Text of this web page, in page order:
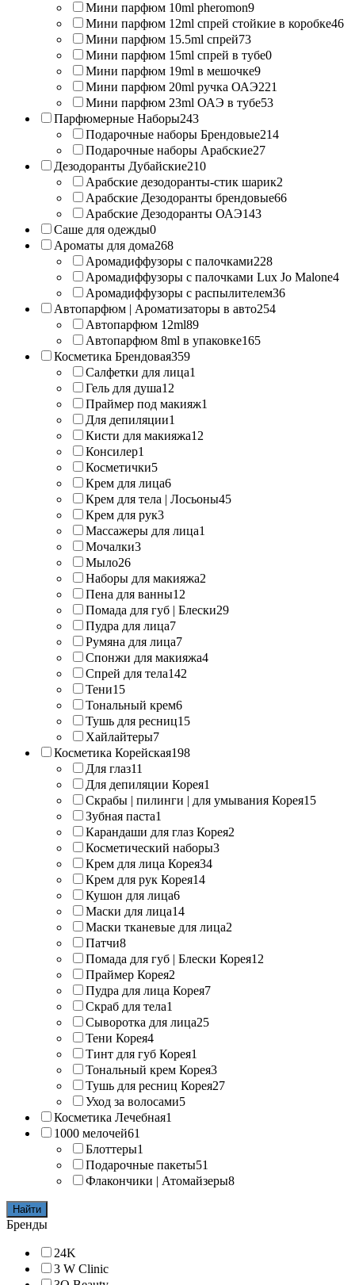
Мини парфюм 10ml pheromon9
Мини парфюм 12ml спрей стойкие в коробке46
Мини парфюм 15.5ml спрей73
Мини парфюм 15ml спрей в тубе0
Мини парфюм 19ml в мешочке9
Мини парфюм 20ml ручка ОАЭ221
Мини парфюм 23ml ОАЭ в тубе53
Парфюмерные Наборы243
Подарочные наборы Брендовые214
Подарочные наборы Арабские27
Дезодоранты Дубайские210
Арабские дезодоранты-стик шарик2
Арабские Дезодоранты брендовые66
Арабские Дезодоранты ОАЭ143
Саше для одежды0
Ароматы для дома268
Аромадиффузоры с палочками228
Аромадиффузоры с палочками Lux Jo Malone4
Аромадиффузоры с распылителем36
Автопарфюм | Ароматизаторы в авто254
Автопарфюм 12ml89
Автопарфюм 8ml в упаковке165
Косметика Брендовая359
Салфетки для лица1
Гель для душа12
Праймер под макияж1
Для депиляции1
Кисти для макияжа12
Консилер1
Косметички5
Крем для лица6
Крем для тела | Лосьоны45
Крем для рук3
Массажеры для лица1
Мочалки3
Мыло26
Наборы для макияжа2
Пена для ванны12
Помада для губ | Блески29
Пудра для лица7
Румяна для лица7
Спонжи для макияжа4
Спрей для тела142
Тени15
Тональный крем6
Тушь для ресниц15
Хайлайтеры7
Косметика Корейская198
Для глаз11
Для депиляции Корея1
Скрабы | пилинги | для умывания Корея15
Зубная паста1
Карандаши для глаз Корея2
Косметический наборы3
Крем для лица Корея34
Крем для рук Корея14
Кушон для лица6
Маски для лица14
Маски тканевые для лица2
Патчи8
Помада для губ | Блески Корея12
Праймер Корея2
Пудра для лица Корея7
Скраб для тела1
Сыворотка для лица25
Тени Корея4
Тинт для губ Корея1
Тональный крем Корея3
Тушь для ресниц Корея27
Уход за волосами5
Косметика Лечебная1
1000 мелочей61
Блоттеры1
Подарочные пакеты51
Флакончики | Атомайзеры8
Найти
Бренды
24K
3 W Clinic